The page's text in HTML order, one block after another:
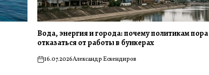
Вода, энергия и города: почему политикам пора
отказаться от работы в бункерах
on16.07.2026Александр Ескендиров